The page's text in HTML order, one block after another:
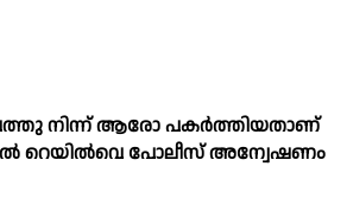
നിന്ന് ആരോ പകർത്തിയതാണ്
റെയില്‍വെ പോലീസ് അന്വേഷണം